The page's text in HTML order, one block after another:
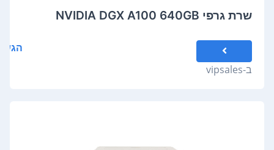
שרת גרפי NVIDIA DGX A100 640GB
ב-vipsales